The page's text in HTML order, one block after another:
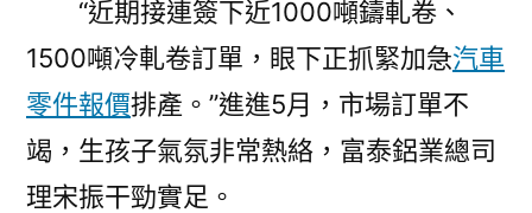
“近期接連簽下近1000噸鑄軋卷、
1500噸冷軋卷訂單，眼下正抓緊加急汽車
零件報價排產。”進進5月，市場訂單不
竭，生孩子氣氛非常熱絡，富泰鋁業總司
理宋振干勁實足。